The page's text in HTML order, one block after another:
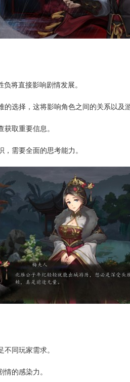
将直接影响剧情发展。
选择，这将影响角色之间的关系以及
取重要信息。
需要全面的思考能力。
同玩家需求。
的感染力。